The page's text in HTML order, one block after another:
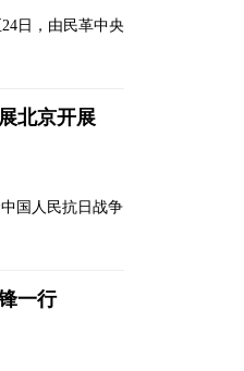
日，由民革中央
北京开展
国人民抗日战争
一行